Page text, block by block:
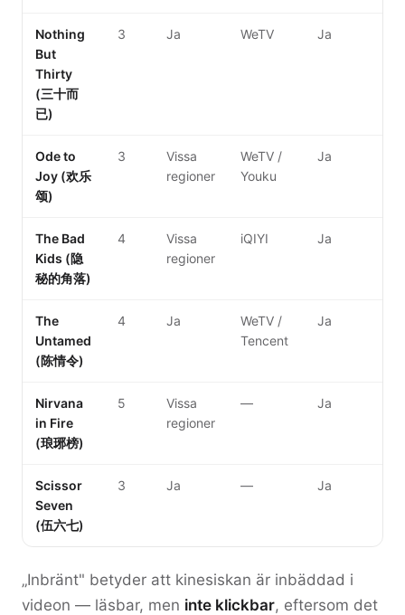
Nothing
But
Thirty
(三十而
已)
3 Ja WeTV Ja
Ode to
Joy (欢乐
颂)
3
Vissa
regioner
WeTV /
Youku
Ja
The Bad
Kids (隐
秘的角落)
4
Vissa
regioner
iQIYI Ja
The
Untamed
(陈情令)
4 Ja
WeTV /
Tencent
Ja
Nirvana
in Fire
(琅琊榜)
5
Vissa
regioner
— Ja
Scissor
Seven
(伍六七)
3 Ja — Ja
„Inbränt" betyder att kinesiskan är inbäddad i
videon — läsbar, men inte klickbar, eftersom det